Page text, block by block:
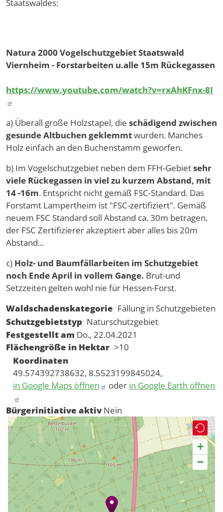
Staatswaldes:
Natura 2000 Vogelschutzgebiet Staatswald
Viernheim - Forstarbeiten u.alle 15m Rückegassen
https://www.youtube.com/watch?v=rxAhKFnx-8I
a) Überall große Holzstapel, die schädigend zwischen
gesunde Altbuchen geklemmtwurden. Manches
Holz einfach an den Buchenstamm geworfen.
b) Im Vogelschutzgebiet neben dem FFH-Gebietsehr
viele Rückegassen in viel zu kurzem Abstand, mit
14 -16m. Entspricht nicht gemäß FSC-Standard. Das
Forstamt Lampertheim ist "FSC-zertifiziert". Gemäß
neuem FSC Standard soll Abstand ca. 30m betragen,
der FSC Zertifizierer akzeptiert aber alles bis 20m
Abstand...
c) Holz- und Baumfällarbeiten im Schutzgebiet
noch Ende April in vollem Gange. Brut-und
Setzzeiten gelten wohl nie für Hessen-Forst.
Waldschadenskategorie Fällung in Schutzgebieten
Schutzgebietstyp Naturschutzgebiet
Festgestellt am Do., 22.04.2021
Flächengröße in Hektar >10
Koordinaten
49.574392738632, 8.5523199845024,
in Google Maps öffnen
oder in Google Earth öffnen
Bürgerinitiative aktiv Nein
+
−